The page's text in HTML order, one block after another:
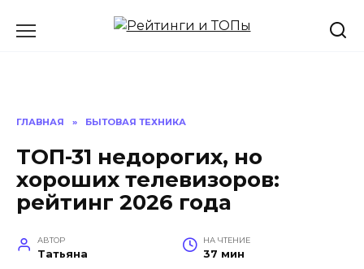
ГЛАВНАЯ » БЫТОВАЯ ТЕХНИКА
ТОП-31 недорогих, но
хороших телевизоров:
рейтинг 2026 года
АВТОР
Татьяна
НА ЧТЕНИЕ
37 мин